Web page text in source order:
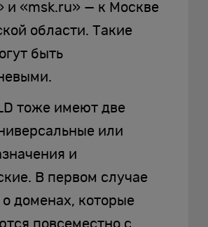
и «msk.ru» — к Москве
области. Такие
быть
тоже имеют две
или
и
В первом случае
о доменах, которые